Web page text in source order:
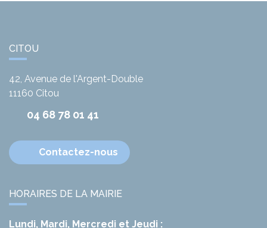
CITOU
42, Avenue de l'Argent-Double
11160 Citou
04 68 78 01 41
Contactez-nous
HORAIRES DE LA MAIRIE
Lundi, Mardi, Mercredi et Jeudi :